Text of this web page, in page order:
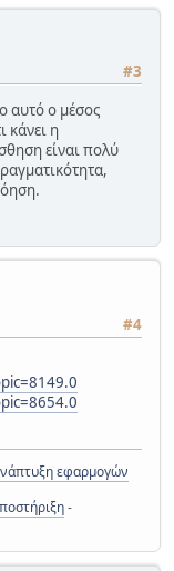
#3
αυτό ο μέσος
κάνει η
είναι πολύ
#4
εφαρμογών
-